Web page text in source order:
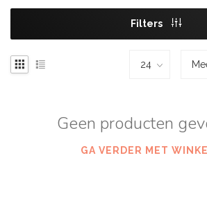
Filters
Geen producten
GA VERDER MET